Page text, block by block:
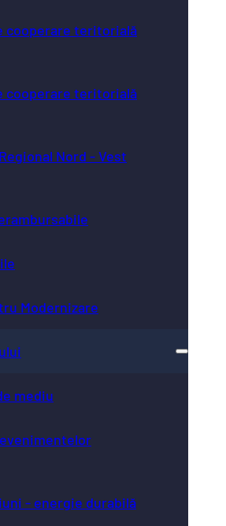
cooperare teritorială
cooperare teritorială
Nord - Vest
Modernizare
mediu
- energie durabilă